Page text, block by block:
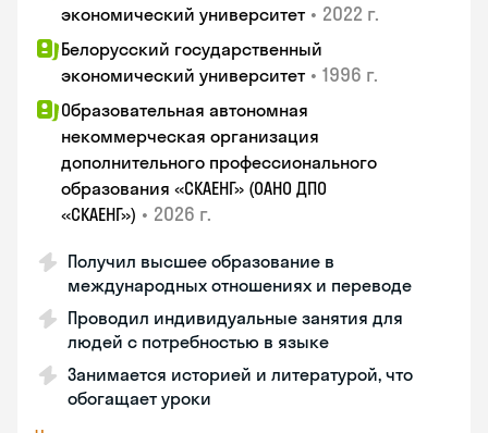
экономический университет • 2022 г.
Белорусский государственный
экономический университет • 1996 г.
Образовательная автономная
некоммерческая организация
дополнительного профессионального
образования «СКАЕНГ» (ОАНО ДПО
«СКАЕНГ») • 2026 г.
Получил высшее образование в
международных отношениях и переводе
Проводил индивидуальные занятия для
людей с потребностью в языке
Занимается историей и литературой, что
обогащает уроки